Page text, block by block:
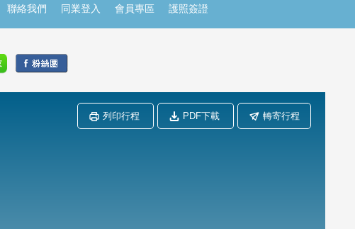
聯絡我們 同業登入 會員專區 護照簽證
列印行程 PDF下載 轉寄行程